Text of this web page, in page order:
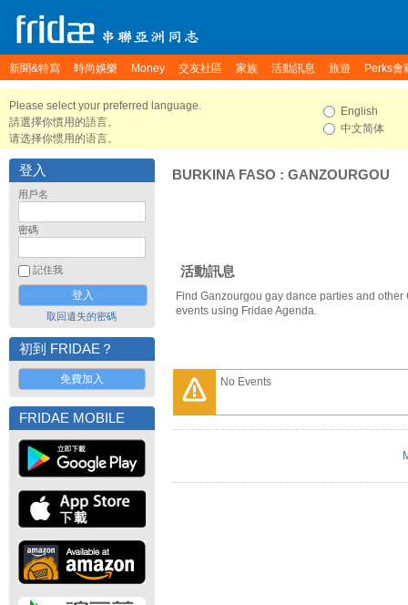
新聞&特寫 時尚娛樂 Money 交友社區 家族 活動訊息 旅遊 Perks會
Please select your preferred language.
請選擇你慣用的語言。
请选择你惯用的语言。
English
中文简体
登入
用戶名
密碼
記住我
取回遺失的密碼
初到 FRIDAE？
免費加入
FRIDAE MOBILE
BURKINA FASO : GANZOURGOU
活動訊息
Find Ganzourgou gay dance parties and
events using Fridae Agenda.
No Events